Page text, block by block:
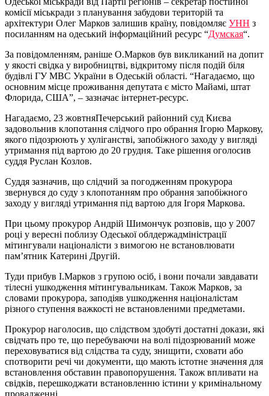
комісії міськради з планування забудови територій та
архітектури Олег Марков залишив країну, повідомляє УНН з
посиланням на одеський інформаційний ресурс “Думская“.
За повідомленням, раніше О.Марков був викликаний на допит
у якості свідка у виробництві, відкритому після подій біля
будівлі ГУ МВС України в Одеській області. “Нагадаємо, що
основним місце проживання депутата є місто Майамі, штат
Флорида, США”, – зазначає інтернет-ресурс.
Нагадаємо, 23 жовтняПечерський районний суд Києва
задовольнив клопотання слідчого про обрання Ігорю Маркову,
якого підозрюють у хуліганстві, запобіжного заходу у вигляді
утримання під вартою до 20 грудня. Таке рішення оголосив
суддя Руслан Козлов.
Суддя зазначив, що слідчий за погодженням прокурора
звернувся до суду з клопотанням про обрання запобіжного
заходу у вигляді утримання під вартою для Ігоря Маркова.
При цьому прокурор Андрій Шимончук розповів, що у 2007
році у вересні поблизу Одеської облдержадміністрації
мітингували націоналісти з вимогою не встановлювати
пам’ятник Катерині Другій.
Туди прибув І.Марков з групою осіб, і вони почали завдавати
тілесні ушкодження мітингувальникам. Також Марков, за
словами прокурора, заподіяв ушкодження націоналістам
різного ступення важкості не встановленими предметами.
Прокурор наголосив, що слідством здобуті достатні докази, які
свідчать про те, що перебуваючи на волі підозрюваний може
переховуватися від слідства та суду, знищити, сховати або
спотворити речі чи документи, що мають істотне значення для
встановлення обставин правопорушення. Також впливати на
свідків, перешкоджати встановленню істини у кримінальному